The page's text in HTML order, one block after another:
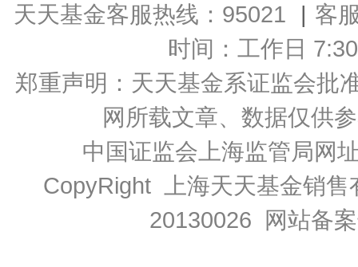
天天基金客服热线：95021 | 客
时间：工作日
郑重声明： 天天基金系证监会批
网所载文章、数据仅供
中国证监会上海监管局网
CopyRight 上海天天基金销
20130026 网站备